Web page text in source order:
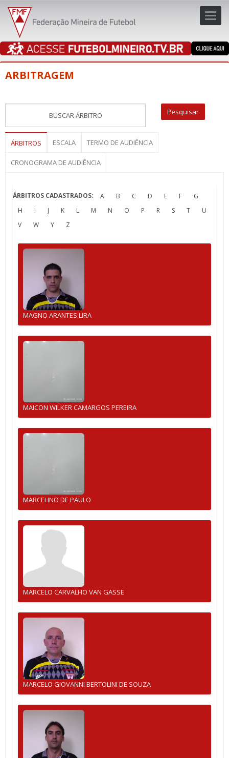
ARBITRAGEM
ÁRBITROS ESCALA TERMO DE AUDIÊNCIA
CRONOGRAMA DE AUDIÊNCIA
ÁRBITROS CADASTRADOS: A B C D E F
G
H
I J K L M N O P R S T
U
V
W Y Z
MAGNO ARANTES LIRA
MAICON WILKER CAMARGOS PEREIRA
MARCELINO DE PAULO
MARCELO CARVALHO VAN GASSE
MARCELO GIOVANNI BERTOLINI DE SOUZA